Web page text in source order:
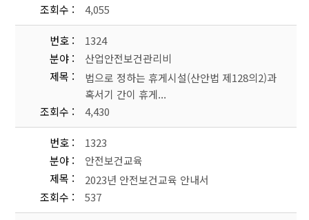
조회수
4,055
번호
1324
분야
산업안전보건관리비
제목
법으로 정하는 휴게시설(산안법 제128의2)과
혹서기 간이 휴게...
조회수
4,430
번호
1323
분야
안전보건교육
제목
2023년 안전보건교육 안내서
조회수
537